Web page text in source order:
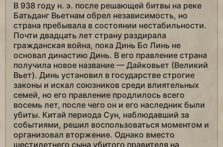
В 938 году н. э. после решающей битвы на реке
Батьданг Вьетнам обрел независимость, но
страна пребывала в состоянии нестабильности.
Почти двадцать лет страну раздирала
гражданская война, пока Динь Бо Линь не
основал династию Динь. В его правление страна
получила новое название — Дайковьет (Великий
Вьет). Динь установил в государстве строгие
законы и искал союзников среди влиятельных
семей, но его правление продлилось всего
восемь лет, после чего он и его наследник были
убиты. Китай периода Сун, наблюдавший за
событиями, решил воспользоваться моментом и
организовал вторжение. Однако вместо
шестилетнего сына убитого правителя на